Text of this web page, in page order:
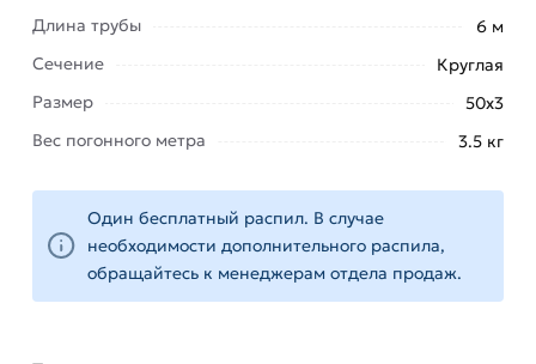
достойные характеристики эксплуатации.
Прокат имеет значительные преимущества:
повышенная
прочность;
геометрических
размеров;
более
широкий
Длина трубы
6 м
Сечение
Круглая
Размер
50х3
Вес погонного метра
3.5 кг
Один бесплатный распил. В случае
необходимости дополнительного распила,
обращайтесь к менеджерам отдела продаж.